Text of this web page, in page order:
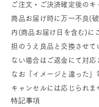
ご注文・ご決済確定後のキ
商品お届け時に万一不良(
内(商品お届け日を含む)に
担のうえ良品と交換させて
ない場合はご返金にて対応
なお「イメージと違った」
キャンセルには応じられま
特記事項